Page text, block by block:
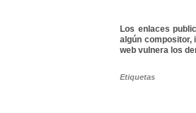
Los enlaces
algún compositor,
web vulnera los
Etiquetas